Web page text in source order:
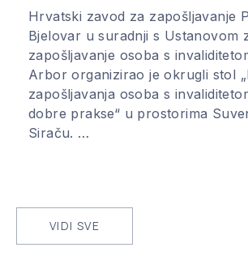
Hrvatski zavod za zapošljavanje
Bjelovar u suradnji s Ustanovom
zapošljavanje osoba s
Arbor organizirao je okrugli stol
zapošljavanja osoba s
dobre prakse“ u prostorima
Siraču. …
VIDI SVE